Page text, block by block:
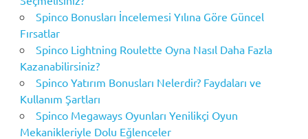
Spinco Bonusları İncelemesi Yılına Göre Güncel
Fırsatlar
Spinco Lightning Roulette Oyna Nasıl Daha Fazla
Kazanabilirsiniz?
Spinco Yatırım Bonusları Nelerdir? Faydaları ve
Kullanım Şartları
Spinco Megaways Oyunları Yenilikçi Oyun
Mekanikleriyle Dolu Eğlenceler